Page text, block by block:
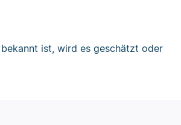
ist, wird es geschätzt oder